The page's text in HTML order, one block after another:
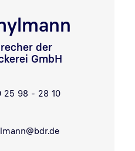
der
GmbH
25 98 - 28 10